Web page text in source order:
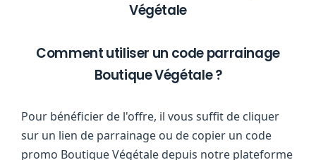
Végétale
Comment utiliser un code parrainage
Boutique Végétale ?
Pour bénéficier de l'offre, il vous suffit de cliquer
sur un lien de parrainage ou de copier un code
promo Boutique Végétale depuis notre plateforme